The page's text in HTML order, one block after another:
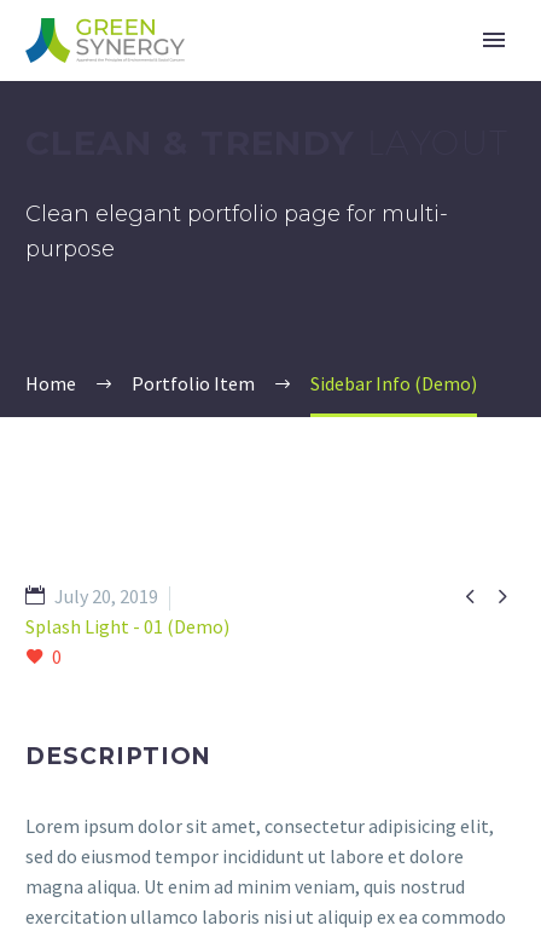
Clean elegant portfolio page for multi-
purpose
Home Portfolio Item Sidebar Info (Demo)
 
July 20, 2019
Splash Light - 01 (Demo)
0
DESCRIPTION
Lorem ipsum dolor sit amet, consectetur adipisicing elit,
sed do eiusmod tempor incididunt ut labore et dolore
magna aliqua. Ut enim ad minim veniam, quis nostrud
exercitation ullamco laboris nisi ut aliquip ex ea commodo